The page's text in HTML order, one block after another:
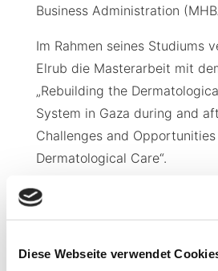
Diese Webseite verwendet
Business Administration
Im Rahmen seines Studiums
Elrub die Masterarbeit mit
„Rebuilding the
System in Gaza during and
Challenges and
Dermatological Care“.
In seiner Arbeit untersucht er
Nachkriegssituationen